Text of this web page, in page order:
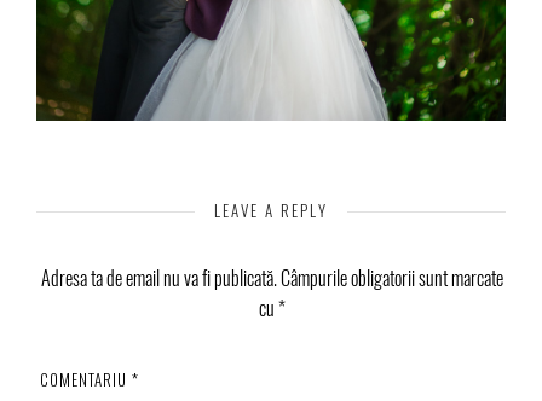
LEAVE A REPLY
Adresa ta de email nu va fi publicată.Câmpurile obligatorii sunt marcate
cu*
COMENTARIU *